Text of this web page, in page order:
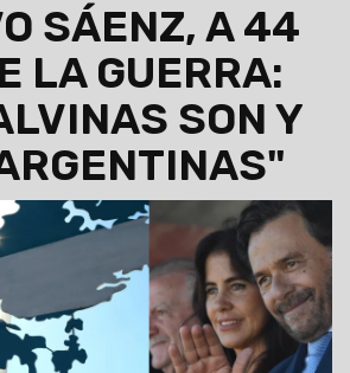
SÁENZ, A 44
LA GUERRA:
SON Y